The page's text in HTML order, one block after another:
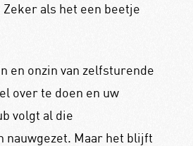
als het een beetje
en onzin van zelfsturende
over te doen en uw
volgt al die
nauwgezet. Maar het blijft